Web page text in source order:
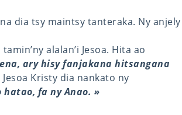
dia tsy maintsy tanteraka. Ny anjely
alalan’i Jesoa. Hita ao
ary hisy fanjakana hitsangana
Kristy dia nankato ny
fa ny Anao. »